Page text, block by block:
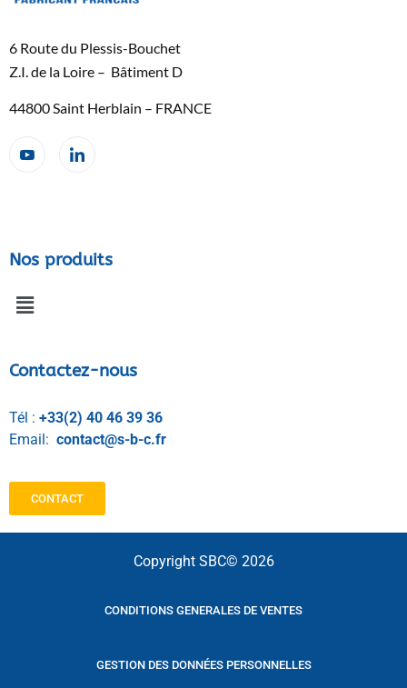
6 Route du Plessis-Bouchet
Z.I. de la Loire – Bâtiment D
44800 Saint Herblain – FRANCE
Nos produits
Contactez-nous
Tél : +33(2) 40 46 39 36
Email: contact@s-b-c.fr
CONTACT
Copyright SBC© 2026
CONDITIONS GENERALES DE VENTES
GESTION DES DONNÉES PERSONNELLES